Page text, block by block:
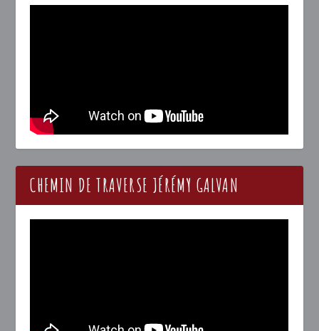
CHEMIN DE TRAVERSE JÉRÉMY GALVAN